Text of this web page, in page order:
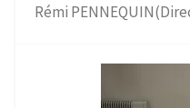
Rémi